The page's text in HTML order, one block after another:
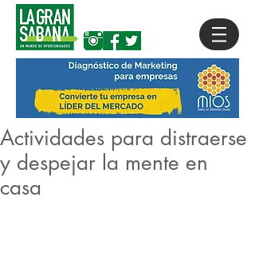
Actividades para distraerse
y despejar la mente en
casa